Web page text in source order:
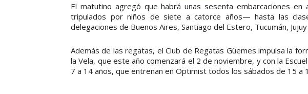
El matutino agregó que habrá unas sesenta embarcaciones
tripulados por niños de siete a catorce años— hasta las
delegaciones de Buenos Aires, Santiago del Estero, Tucumán, Jujuy
Además de las regatas, el Club de Regatas Güemes impulsa la
la Vela, que este año comenzará el 2 de noviembre, y con la
7 a 14 años, que entrenan en Optimist todos los sábados de 15 a